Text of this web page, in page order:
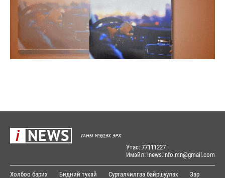
Утас: 77111227
Имэйл: inews.info.mn@gmail.com
Холбоо барих Бидний тухай Сурталчилгаа байршуулах
Зар